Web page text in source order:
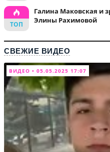
Галина Маковская и
Элины Рахимовой
СВЕЖИЕ ВИДЕО
ВИДЕО • 05.05.2025 17:07